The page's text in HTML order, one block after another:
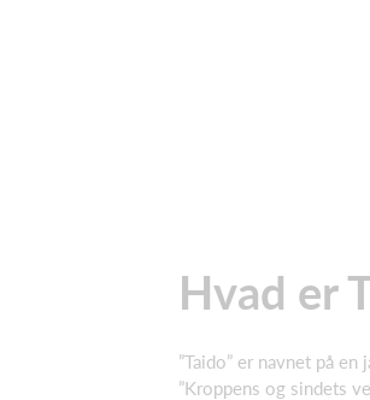
Hvad er
”Taido” er navnet på
”Kroppens og sindets